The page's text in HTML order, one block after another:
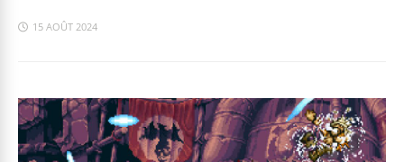
15 AOÛT 2024